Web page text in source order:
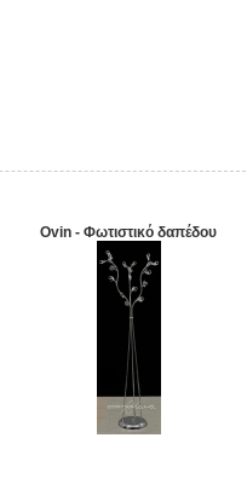
Ovin - Φωτιστικό δαπέδου